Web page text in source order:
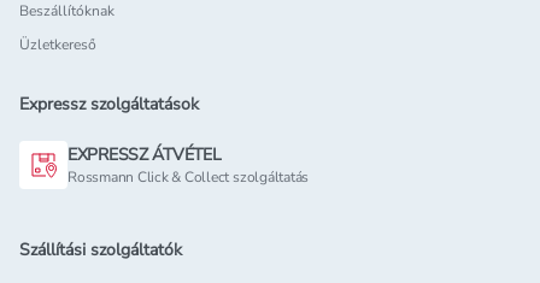
Beszállítóknak
Üzletkereső
Expressz szolgáltatások
EXPRESSZ ÁTVÉTEL
Rossmann Click & Collect szolgáltatás
Szállítási szolgáltatók